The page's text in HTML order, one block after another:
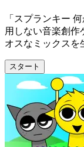
「スプランキー
用しない音楽創作
オスなミックスを
スタート